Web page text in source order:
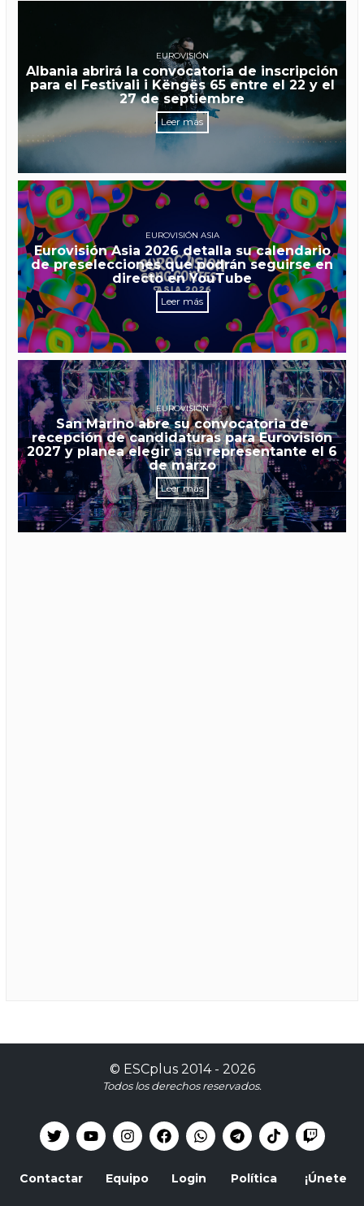
EUROVISIÓN
Albania abrirá la convocatoria de inscripción
para el Festivali i Këngës 65 entre el 22 y el
27 de septiembre
Leer más
EUROVISIÓN ASIA
Eurovisión Asia 2026 detalla su calendario
de preselecciones que podrán seguirse en
directo en YouTube
Leer más
EUROVISIÓN
San Marino abre su convocatoria de
recepción de candidaturas para Eurovisión
2027 y planea elegir a su representante el 6
de marzo
Leer más
© ESCplus2014 - 2026
Todos los derechos reservados.
Contactar Equipo Login Política ¡Únete